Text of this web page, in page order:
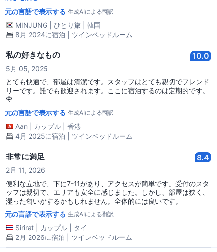
泊施設自体はまあまあです。運が良かったのかもしれませんね。
元の言語で表示する 生成AIによる翻訳
MINJUNG ひとり旅
韓国
8月 2024に宿泊 | ツインベッドルーム
私の好きなもの 10.0
5月 05, 2025
とても快適で、部屋は清潔です。スタッフはとても親切でフレンド
リーです。誰でも歓迎されます。ここに宿泊するのは定期的です。
🌹
元の言語で表示する 生成AIによる翻訳
Aan カップル
香港
4月 2025に宿泊 | ツインベッドルーム
非常に満足 8.4
2月 11, 2026
便利な立地で、下に7-11があり、アクセスが簡単です。受付のスタ
ッフは親切で、エリアも安全に感じました。しかし、部屋は狭く、
湿った匂いがするかもしれません。全体的には良いです。
元の言語で表示する 生成AIによる翻訳
Sirirat カップル
タイ
2月 2026に宿泊 | ツインベッドルーム